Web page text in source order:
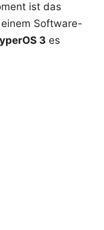
ist das
Software-
3 es